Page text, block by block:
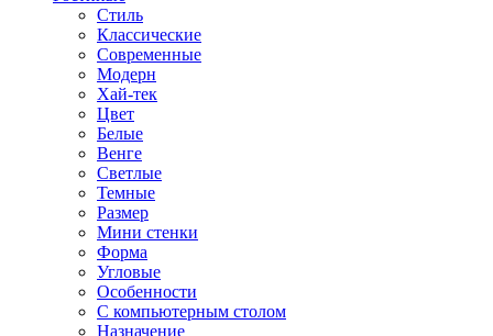
Стиль
Классические
Современные
Модерн
Хай-тек
Цвет
Белые
Венге
Светлые
Темные
Размер
Мини стенки
Форма
Угловые
Особенности
С компьютерным столом
Назначение